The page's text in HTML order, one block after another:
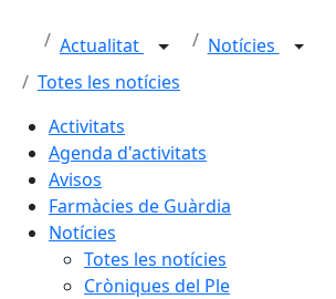
Actualitat
Notícies
Totes les notícies
Activitats
Agenda d'activitats
Avisos
Farmàcies de Guàrdia
Notícies
Totes les notícies
Cròniques del Ple